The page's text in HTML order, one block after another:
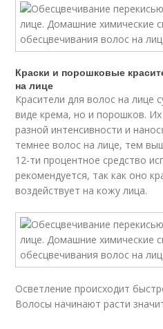
Краски и порошковые
на лице
Красители для волос на лице
виде крема, но и порошков.
разной интенсивности и
темнее волос на лице, тем
12-ти процентное средство
рекомендуется, так как оно
воздействует на кожу лица.
Осветление происходит
Волосы начинают расти